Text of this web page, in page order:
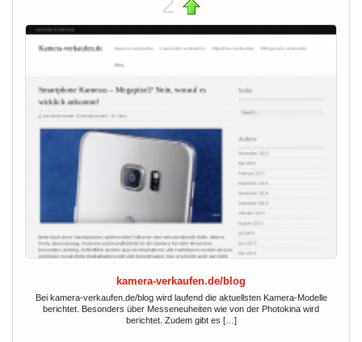
kamera-verkaufen.de/blog
Bei kamera-verkaufen.de/blog wird laufend die aktuellsten Kamera-Modelle
berichtet. Besonders über Messeneuheiten wie von der Photokina wird
berichtet. Zudem gibt es […]